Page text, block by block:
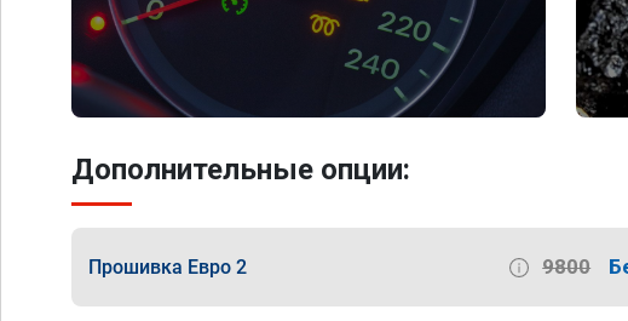
Дополнительные опции:
Прошивка Евро 2 9800